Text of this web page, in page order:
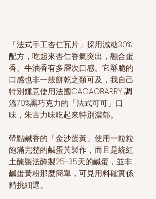
「法式手工杏仁瓦片」採用減糖30%
配方，吃起來杏仁香氣突出，融合蛋
香、牛油香有多層次口感。它酥脆的
口感也非一般餅乾之類可及，我自己
特別鍾意使用法國CACAOBARRY 調
溫70%黑巧克力的「法式可可」口
味，朱古力味吃起來特別濃郁。
帶點鹹香的「金沙蛋黃」使用一粒粒
飽滿完整的鹹蛋黃製作，而且是統紅
土醃製法醃製25-35天的鹹蛋，並非
鹹蛋黃粉那麼簡單，可見用料確實係
精挑細選。